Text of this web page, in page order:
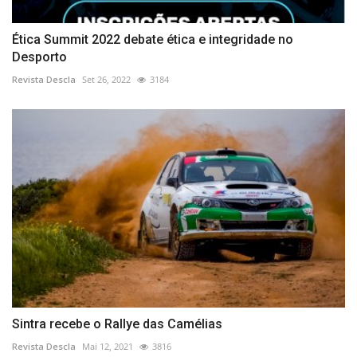
Ética Summit 2022 debate ética e integridade no
Desporto
Revista Descla Set 26, 2022 3184
Sintra recebe o Rallye das Camélias
Revista Descla Mai 12, 2021 3816